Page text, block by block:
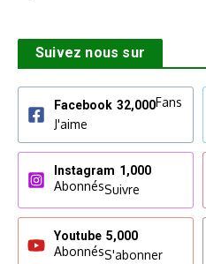
Suivez nous sur
Facebook 32,000Fans
J'aime
Instagram 1,000
AbonnésSuivre
Youtube 5,000
AbonnésS'abonner